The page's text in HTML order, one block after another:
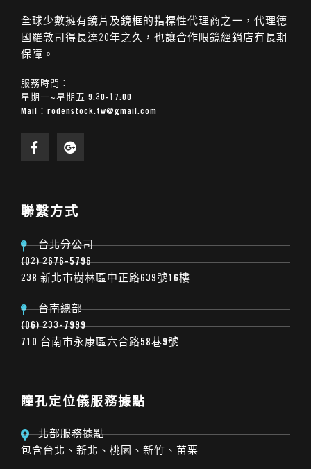
全球少數擁有鏡片及鏡框的指標性代理商之一，代理德
國羅敦司得長達20年之久，也讓合作眼鏡經銷店有長期
保障。
服務時間：
星期一~星期五 9:30-17:00
Mail： rodenstock.tw@gmail.com
聯繫方式
台北分公司
(02) 2676-5796
238 新北市樹林區中正路639號16樓
台南總部
(06) 233-7999
710 台南市永康區六合路58巷9號
瞳孔定位儀服務據點
北部服務據點
包含台北、新北、桃園、新竹、苗栗